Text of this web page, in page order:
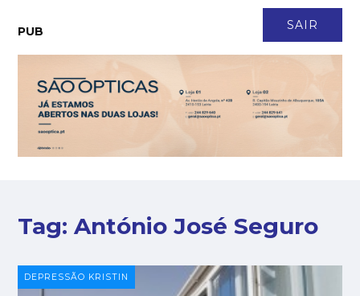
SAIR
PUB
Tag:António José Seguro
DEPRESSÃO KRISTIN